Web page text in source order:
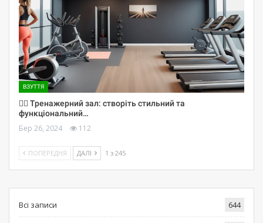
ВЗУТТЯ
🏋️‍♀️ Тренажерний зал: створіть стильний та
функціональний…
Бер 26, 2024 112
ПОПЕРЕДНЯ ДАЛІ 1 з 245
Всі записи 644